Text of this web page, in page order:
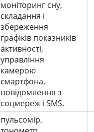
моніторинг сну,
складання і
збереження
графіків показників
активності,
управління
камерою
смартфона,
повідомлення з
соцмереж і SMS.
пульсомір,